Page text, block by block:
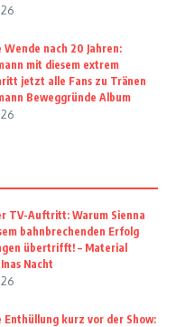
Wende nach 20 Jahren:
mit diesem extrem
jetzt alle Fans zu Tränen
Beweggründe Album
TV-Auftritt: Warum Sienna
bahnbrechenden Erfolg
übertrifft! – Material
Nacht
Enthüllung kurz vor der Show: